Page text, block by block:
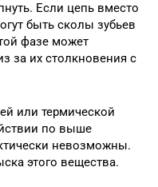
Если цепь вместо
быть сколы зубьев
фазе может
за их столкновения с
или термической
по выше
невозможны.
этого вещества.